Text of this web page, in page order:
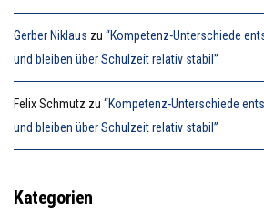
Gerber Niklaus zu “Kompetenz-Unterschiede
und bleiben über Schulzeit relativ stabil”
Felix Schmutz zu “Kompetenz-Unterschiede
und bleiben über Schulzeit relativ stabil”
Kategorien